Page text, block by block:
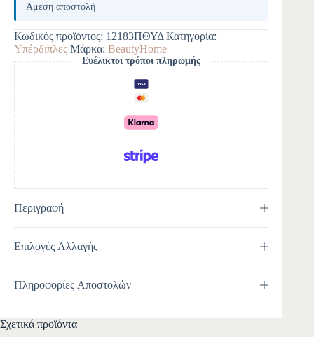
Άμεση αποστολή
Κωδικός προϊόντος: 12183ΠΘΥΔ Κατηγορία:
Υπέρδιπλες Μάρκα: BeautyHome
Ευέλικτοι τρόποι πληρωμής
Περιγραφή
Επιλογές Αλλαγής
Πληροφορίες Αποστολών
Σχετικά προϊόντα